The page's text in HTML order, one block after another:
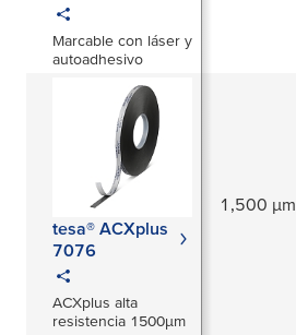
Marcable con láser y
autoadhesivo
tesa® ACXplus
7076
ACXplus alta
resistencia 1500µm
1,500 µm